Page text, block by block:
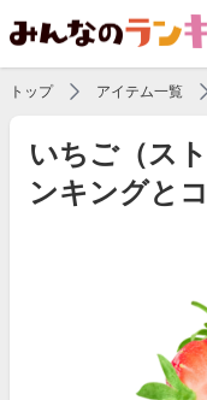
トップ アイテム一覧
いちご（ス
ンキングと